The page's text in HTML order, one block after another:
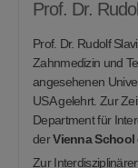
Prof. Dr.
Prof. Dr. Rudolf
Zahnmedizin und
angesehenen
USA gelehrt. Zur
Department für
derVienna School
Zur